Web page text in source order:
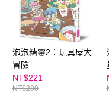
泡泡精靈2：玩具屋大
冒險
NT$221
NT$280